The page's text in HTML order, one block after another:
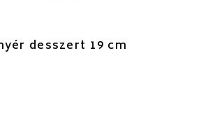
desszert 19 cm